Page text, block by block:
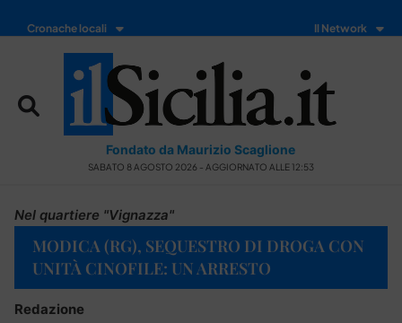
Cronache locali Il Network
Fondato da Maurizio Scaglione
SABATO 8 AGOSTO 2026 - AGGIORNATO ALLE 12:53
Nel quartiere "Vignazza"
MODICA (RG), SEQUESTRO DI DROGA CON
UNITÀ CINOFILE: UN ARRESTO
Redazione